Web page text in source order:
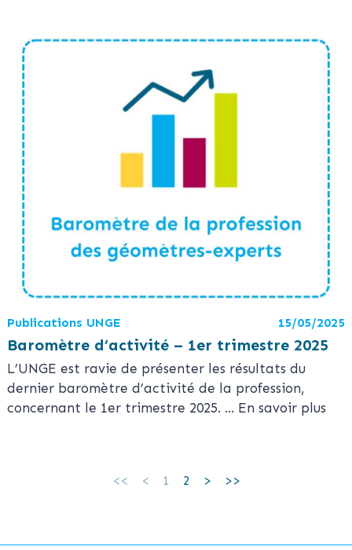
Publications UNGE 15/05/2025
Baromètre d’activité – 1er trimestre 2025
L’UNGE est ravie de présenter les résultats du
dernier baromètre d’activité de la profession,
concernant le 1er trimestre 2025. ... En savoir plus
1 2